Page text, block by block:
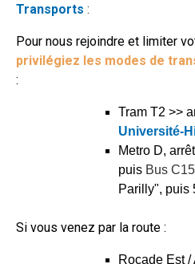
Transports :
Pour nous rejoindre et limiter
privilégiez les modes de
:
Tram T2 >>
Université-
Metro D,
puis Bus C15
Parilly", puis
Si vous venez par la route :
Rocade Est /